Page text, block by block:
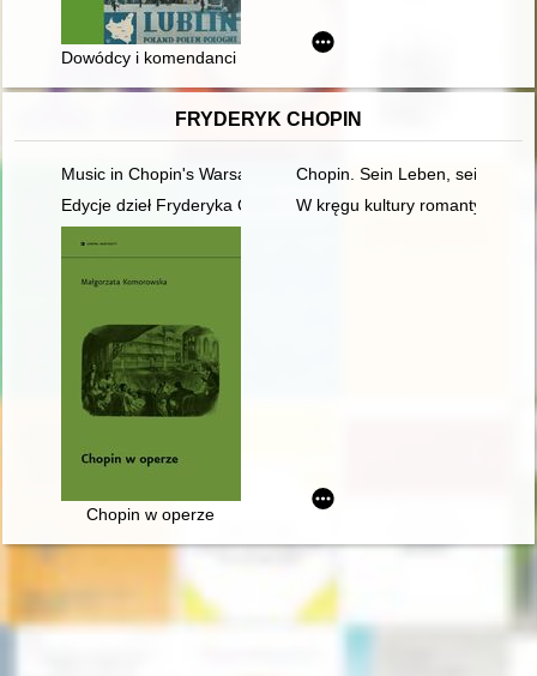
Dowódcy i komendanci Okręgu Generalnego Lubelskiego
FRYDERYK CHOPIN
Music in Chopin's Warsaw
Chopin. Sein Leben, sein
Edycje dzieł Fryderyka Chopina w warszawskiej oficynie
W kręgu kultury romantycznej.
Chopin w operze